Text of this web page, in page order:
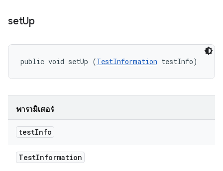
setUp
public void setUp (TestInformation testInfo)
พารามิเตอร์
testInfo
TestInformation